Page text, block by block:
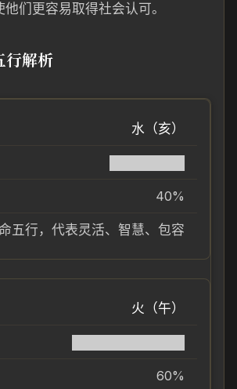
们更容易取得社会认可。
行解析
水（亥）
40%
五行，代表灵活、智慧、包容
火（午）
60%